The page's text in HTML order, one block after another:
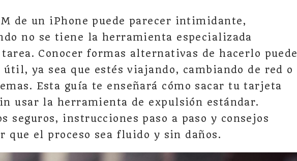
de un iPhone puede parecer intimidante,
no se tiene la herramienta especializada
Conocer formas alternativas de hacerlo puede
ya sea que estés viajando, cambiando de red o
Esta guía te enseñará cómo sacar tu tarjeta
usar la herramienta de expulsión estándar.
seguros, instrucciones paso a paso y consejos
que el proceso sea fluido y sin daños.